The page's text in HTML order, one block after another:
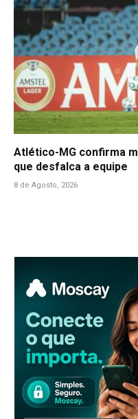
Atlético-MG confirma
que desfalca a equipe
8 de Agosto, 2026